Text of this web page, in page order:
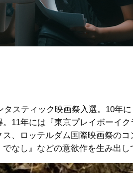
スティック映画祭入選。10年
11年には『東京プレイボーイ
、ロッテルダム国際映画祭のコ
なし』などの意欲作を生み出し